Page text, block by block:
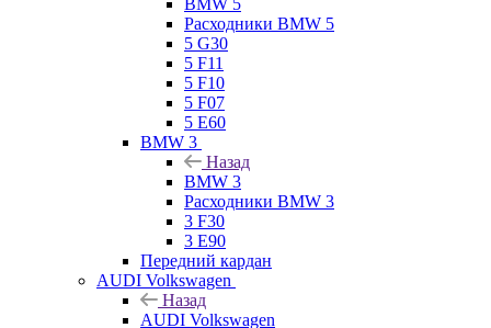
BMW 5
Расходники BMW 5
5 G30
5 F11
5 F10
5 F07
5 E60
BMW 3
Назад
BMW 3
Расходники BMW 3
3 F30
3 E90
Передний кардан
AUDI Volkswagen
Назад
AUDI Volkswagen